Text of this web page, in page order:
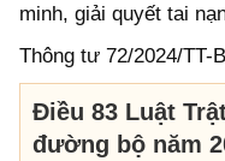
minh, giải quyết tai
Thông tư 72/2024/TT-
Điều 83 Luật
đường bộ năm